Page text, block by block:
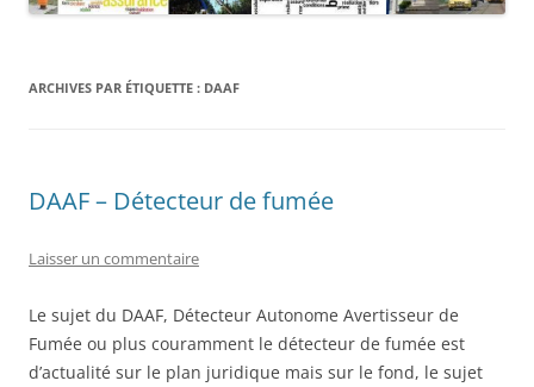
ARCHIVES PAR ÉTIQUETTE : DAAF
DAAF – Détecteur de fumée
Laisser un commentaire
Le sujet du DAAF, Détecteur Autonome Avertisseur de
Fumée ou plus couramment le détecteur de fumée est
d’actualité sur le plan juridique mais sur le fond, le sujet